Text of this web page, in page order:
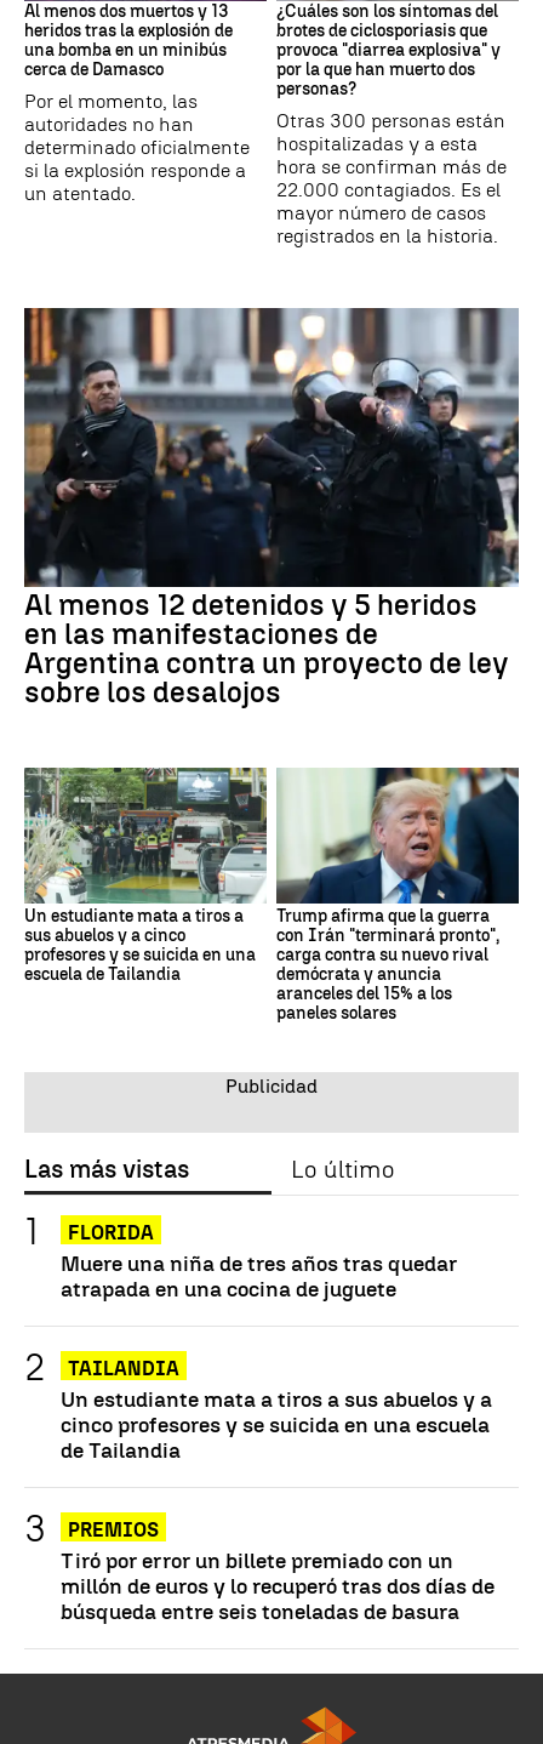
Al menos dos muertos y 13
heridos tras la explosión de
una bomba en un minibús
cerca de Damasco
Por el momento, las
autoridades no han
determinado oficialmente
si la explosión responde a
un atentado.
¿Cuáles son los síntomas del
brotes de ciclosporiasis que
provoca "diarrea explosiva" y
por la que han muerto dos
personas?
Otras 300 personas están
hospitalizadas y a esta
hora se confirman más de
22.000 contagiados. Es el
mayor número de casos
registrados en la historia.
Al menos 12 detenidos y 5 heridos
en las manifestaciones de
Argentina contra un proyecto de ley
sobre los desalojos
Un estudiante mata a tiros a
sus abuelos y a cinco
profesores y se suicida en una
escuela de Tailandia
Trump afirma que la guerra
con Irán "terminará pronto",
carga contra su nuevo rival
demócrata y anuncia
aranceles del 15% a los
paneles solares
Las más vistas Lo último
FLORIDA
Muere una niña de tres años tras quedar
atrapada en una cocina de juguete
TAILANDIA
Un estudiante mata a tiros a sus abuelos y a
cinco profesores y se suicida en una escuela
de Tailandia
PREMIOS
Tiró por error un billete premiado con un
millón de euros y lo recuperó tras dos días de
búsqueda entre seis toneladas de basura